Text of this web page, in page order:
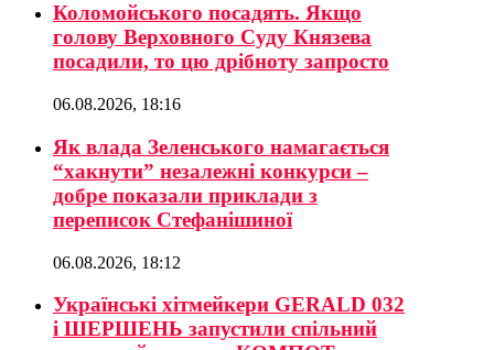
Коломойського посадять. Якщо
голову Верховного Суду Князева
посадили, то цю дрібноту запросто
06.08.2026, 18:16
Як влада Зеленського намагається
“хакнути” незалежні конкурси –
добре показали приклади з
переписок Стефанішиної
06.08.2026, 18:12
Українські хітмейкери GERALD 032
і ШЕРШЕНЬ запустили спільний